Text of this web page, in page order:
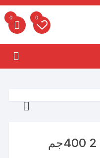
0
0